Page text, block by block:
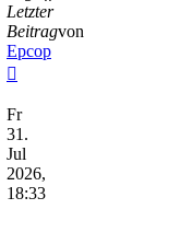
Letzter
Beitragvon
Epcop
Beitrag
Fr
31.
Jul
2026,
18:33